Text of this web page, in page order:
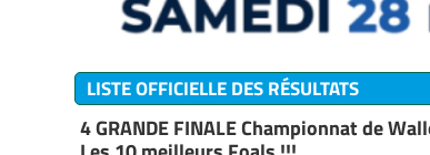
LISTE OFFICIELLE DES RÉSULTATS
4 GRANDE FINALE Championnat de